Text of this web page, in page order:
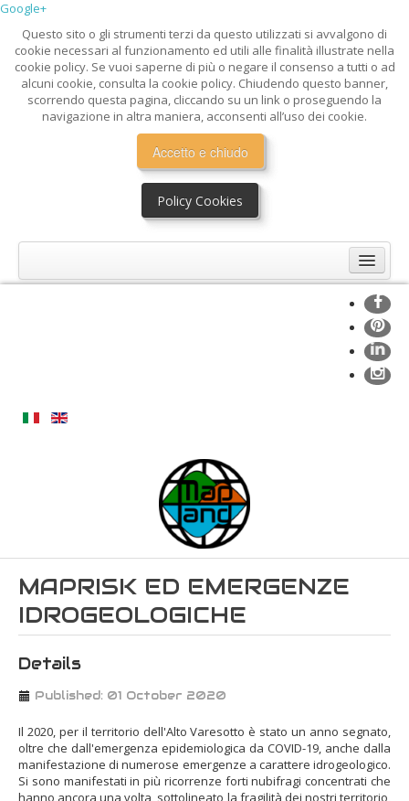
Google+
Questo sito o gli strumenti terzi da questo utilizzati si avvalgono di
cookie necessari al funzionamento ed utili alle finalità illustrate nella
cookie policy. Se vuoi saperne di più o negare il consenso a tutti o ad
alcuni cookie, consulta la cookie policy. Chiudendo questo banner,
scorrendo questa pagina, cliccando su un link o proseguendo la
navigazione in altra maniera, acconsenti all’uso dei cookie.
Accetto e chiudo
Policy Cookies
MAPRISK ED EMERGENZE
IDROGEOLOGICHE
Details
Published: 01 October 2020
Il 2020, per il territorio dell'Alto Varesotto è stato un anno segnato,
oltre che dall'emergenza epidemiologica da COVID-19, anche dalla
manifestazione di numerose emergenze a carattere idrogeologico.
Si sono manifestati in più ricorrenze forti nubifragi concentrati che
hanno,ancora una volta, sottolineato la fragilità dei nostri territorio,